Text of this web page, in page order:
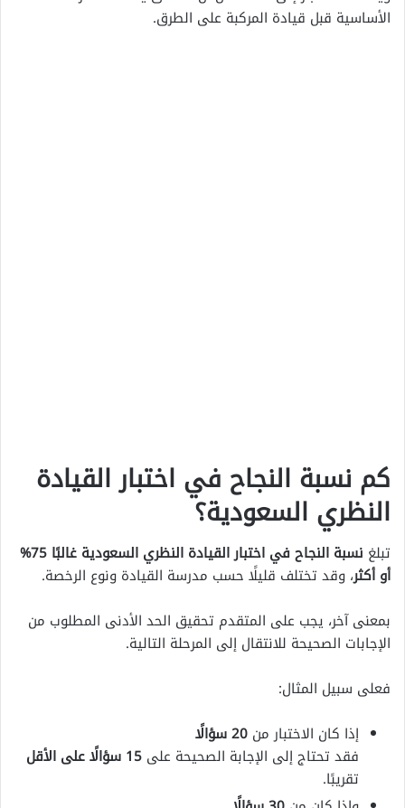
الأساسية قبل قيادة المركبة على الطرق.
كم نسبة النجاح في اختبار القيادة
النظري السعودية؟
تبلغ
نسبة النجاح في اختبار القيادة النظري السعودية غالبًا 75%
أو أكثر، وقد تختلف قليلًا حسب مدرسة القيادة ونوع الرخصة.
بمعنى آخر، يجب على المتقدم تحقيق الحد الأدنى المطلوب من
الإجابات الصحيحة للانتقال إلى المرحلة التالية.
فعلى سبيل المثال:
إذا كان الاختبار من 20 سؤالًا
فقد تحتاج إلى الإجابة الصحيحة على 15 سؤالًا على الأقل
تقريبًا.